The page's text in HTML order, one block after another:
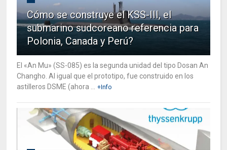
Cómo se construye el KSS-III, el
submarino sudcoreano referencia para
Polonia, Canada y Perú?
El «An Mu» (SS-085) es la segunda unidad del tipo Dosan An
Changho. Al igual que el prototipo, fue construido en los
astilleros DSME (ahora ...
+Info